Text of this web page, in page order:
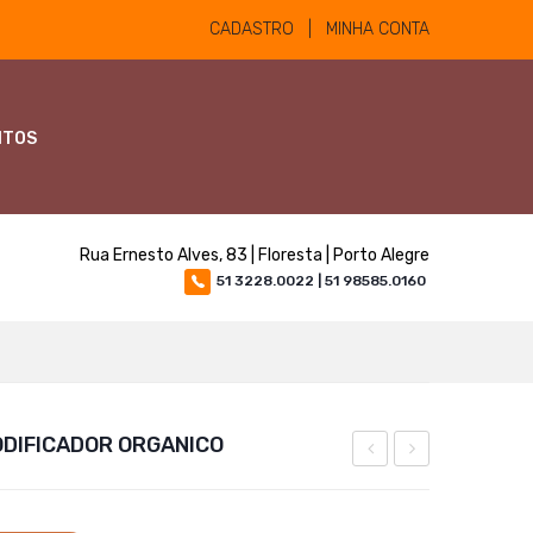
CADASTRO | MINHA CONTA
Rua Ernesto Alves, 83 | Floresta | Porto Alegre
51 3228.0022 | 51 98585.0160
ORGANICO